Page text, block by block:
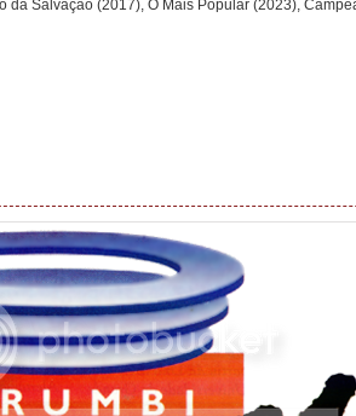
Salvação (2017), O Mais Popular (2023),